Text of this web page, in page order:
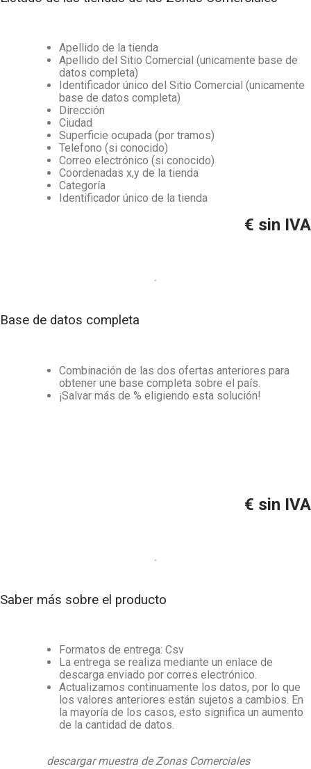
Apellido de la tienda
Apellido del Sitio Comercial (unicamente base de
datos completa)
Identificador único del Sitio Comercial (unicamente
base de datos completa)
Dirección
Ciudad
Superficie ocupada (por tramos)
Telefono (si conocido)
Correo electrónico (si conocido)
Coordenadas x,y de la tienda
Categoría
Identificador único de la tienda
€ sin IVA
Base de datos completa
Combinación de las dos ofertas anteriores para
obtener une base completa sobre el país.
¡Salvar más de % eligiendo esta solución!
€ sin IVA
Saber más sobre el producto
Formatos de entrega: Csv
La entrega se realiza mediante un enlace de
descarga enviado por corres electrónico.
Actualizamos continuamente los datos, por lo que
los valores anteriores están sujetos a cambios. En
la mayoría de los casos, esto significa un aumento
de la cantidad de datos.
descargar muestra de Zonas Comerciales